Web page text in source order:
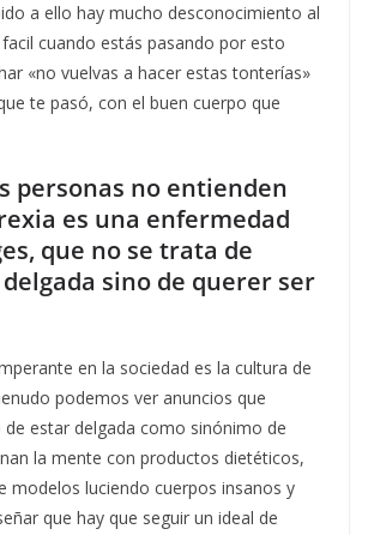
a ello hay mucho desconocimiento al
cuando estás pasando por esto
«no vuelvas a hacer estas tonterías»
te pasó, con el buen cuerpo que
personas no entienden
es una enfermedad
que no se trata de
sino de querer ser
en la sociedad es la cultura de
podemos ver anuncios que
de estar delgada como sinónimo de
la mente con productos dietéticos,
modelos luciendo cuerpos insanos y
que hay que seguir un ideal de